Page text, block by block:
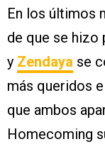
En los últimos
de que se hizo
y Zendaya se
más queridos
que ambos
Homecoming